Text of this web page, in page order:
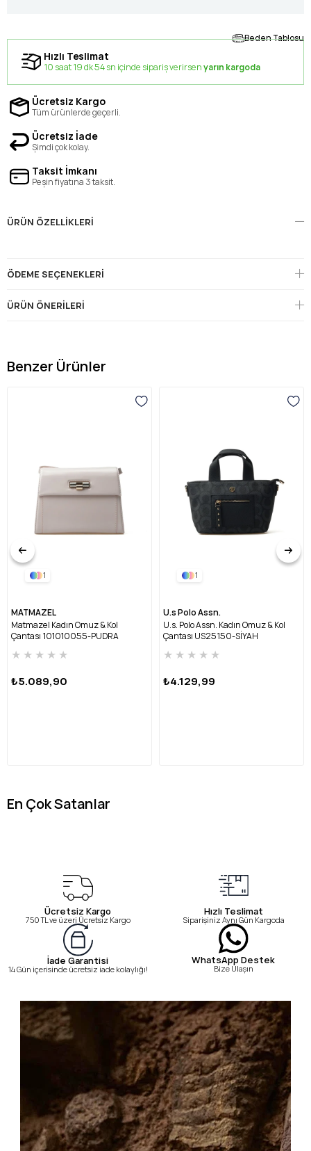
Beden Tablosu
Hızlı Teslimat
10 saat 19 dk 54 sn içinde sipariş verirsenyarın kargoda
Ücretsiz Kargo
Tüm ürünlerde geçerli.
Ücretsiz İade
Şimdi çok kolay.
Taksit İmkanı
Peşin fiyatına 3 taksit.
ÜRÜN ÖZELLIKLERI
ÖDEME SEÇENEKLERI
ÜRÜN ÖNERILERI
Benzer Ürünler
1
MATMAZEL
Matmazel Kadın Omuz & Kol
Çantası 101010055-PUDRA
★ ★ ★ ★ ★
₺5.089,90
1
U.s Polo Assn.
U.s. Polo Assn. Kadın Omuz & Kol
Çantası US25150-SİYAH
★ ★ ★ ★ ★
₺4.129,99
En Çok Satanlar
Ücretsiz Kargo
750 TL ve üzeri Ücretsiz Kargo
Hızlı Teslimat
Siparişiniz Aynı Gün Kargoda
İade Garantisi
14 Gün içerisinde ücretsiz iade kolaylığı!
WhatsApp Destek
Bize Ulaşın